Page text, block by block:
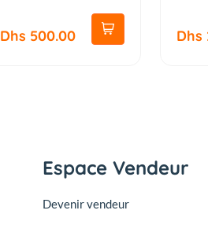
Dhs 500.00 Dhs
Espace Vendeur
Devenir vendeur